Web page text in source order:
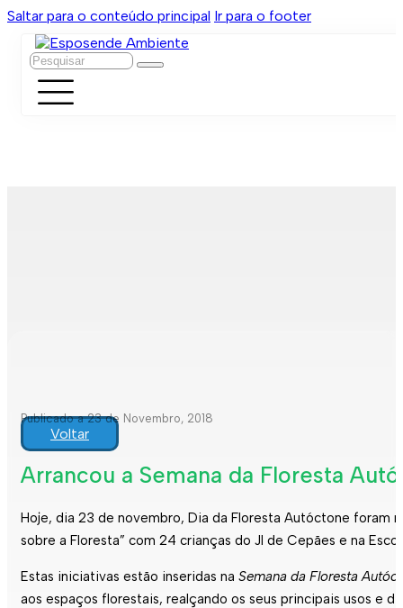
Saltar para o conteúdo principal Ir para o footer
Pesquisar
Publicado a 23 de Novembro, 2018
Voltar
Arrancou a Semana da Floresta
Hoje, dia 23 de novembro, Dia da Floresta Autóctone foram
sobre a Floresta” com 24 crianças do JI de Cepães e na
Estas iniciativas estão inseridas na Semana da Floresta
aos espaços florestais, realçando os seus principais usos e